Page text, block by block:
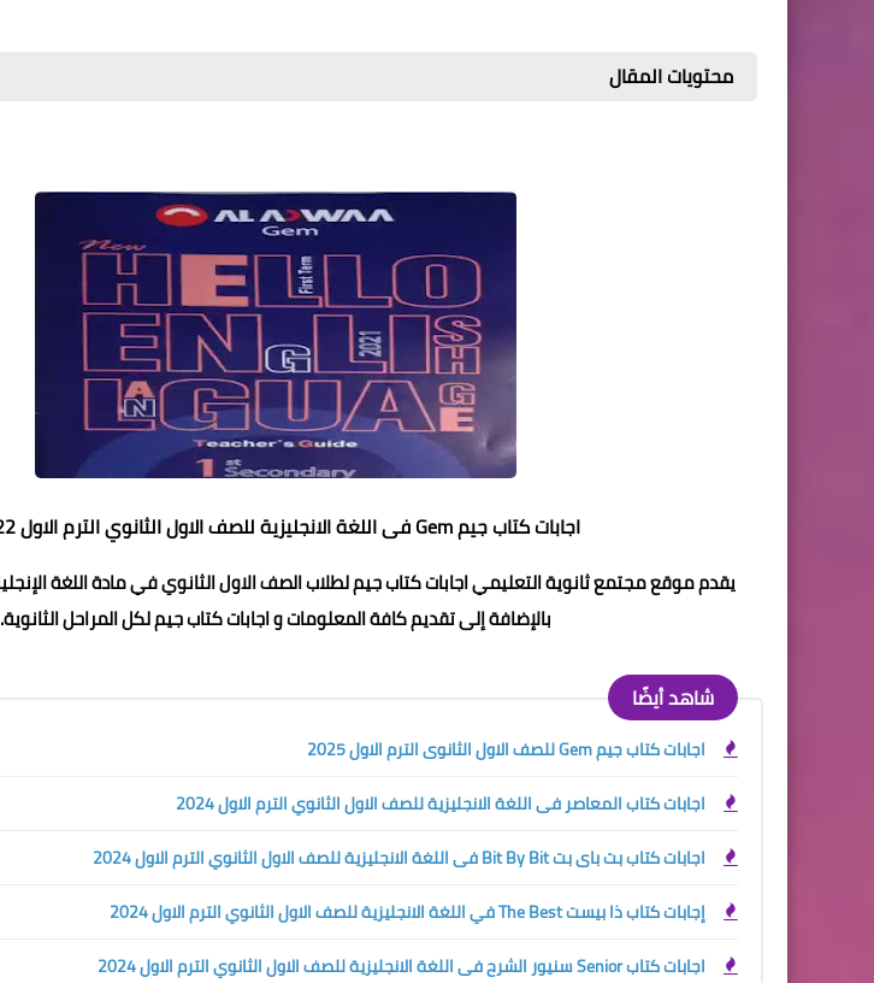
محتويات المقال
اجابات كتاب جيم Gem فى اللغة الانجليزية للصف الاول الثانوي الترم الاول 2022
بالإضافة إلى تقديم كافة المعلومات و اجابات كتاب جيم لكل المراحل الثانوية.
شاهد أيضًا
اجابات كتاب جيم Gem للصف الاول الثانوى الترم الاول 2025
اجابات كتاب المعاصر فى اللغة الانجليزية للصف الاول الثانوي الترم الاول 2024
اجابات كتاب بت باى بت Bit By Bit فى اللغة الانجليزية للصف الاول الثانوي الترم الاول 2024
إجابات كتاب ذا بيست The Best في اللغة الانجليزية للصف الاول الثانوي الترم الاول 2024
اجابات كتاب Senior سنيور الشرح فى اللغة الانجليزية للصف الاول الثانوي الترم الاول 2024